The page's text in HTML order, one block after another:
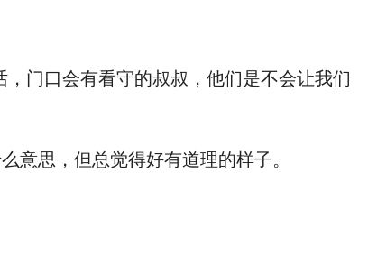
门口会有看守的叔叔，他们是不会让我们
思，但总觉得好有道理的样子。